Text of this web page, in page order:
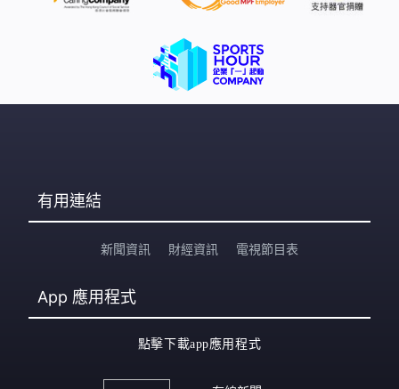
有用連結
新聞資訊 財經資訊 電視節目表
App 應用程式
點擊下載app應用程式